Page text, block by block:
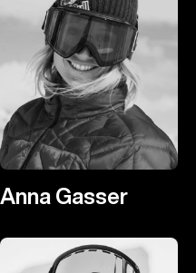
Anna Gasser